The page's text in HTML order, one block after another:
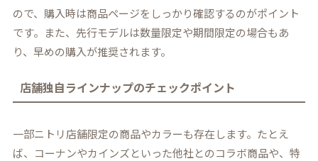
ので、購入時は商品ページをしっかり確認するのがポイント
です。また、先行モデルは数量限定や期間限定の場合もあ
り、早めの購入が推奨されます。
店舗独自ラインナップのチェックポイント
一部ニトリ店舗限定の商品やカラーも存在します。たとえ
ば、コーナンやカインズといった他社とのコラボ商品や、特